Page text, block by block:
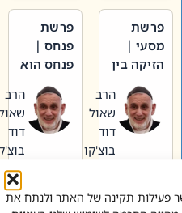
פעילות תקינה של האתר ולנתח את
פרשת
מסעי |
הזיקה בין
הגדול לעם הרב
שאול
דוד
בוצ'קו
לשמוע קול תורה – מדרש
פרשת
פנחס |
פנחס הוא
אליהו: בין
קנאות
הורסת
לקנאות
בונה
הרב
שאול
דוד
בוצ'קו
לשמוע קול